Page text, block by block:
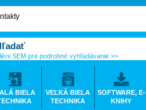
SEM pre podrobné vyhľadávanie >>
BIELA
VEĽKÁ BIELA
TECHNIKA
SOFTWARE, E-
KNIHY